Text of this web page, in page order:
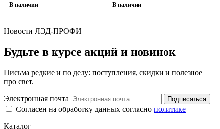
В наличии В наличии
Новости ЛЭД-ПРОФИ
Будьте в курсе акций и новинок
Письма редкие и по делу: поступления, скидки и полезное
про свет.
Электронная почта Подписаться
Согласен на обработку данных согласно политике
Каталог